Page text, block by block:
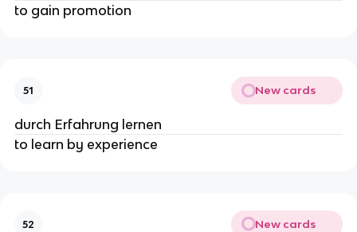
to gain promotion
51 New cards
durch Erfahrung lernen
to learn by experience
52 New cards